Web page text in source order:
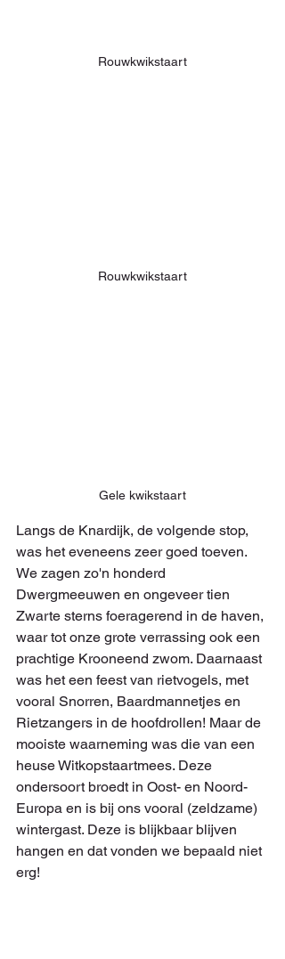
Rouwkwikstaart
Rouwkwikstaart
Gele kwikstaart
Langs de Knardijk, de volgende stop,
was het eveneens zeer goed toeven.
We zagen zo'n honderd
Dwergmeeuwen en ongeveer tien
Zwarte sterns foeragerend in de haven,
waar tot onze grote verrassing ook een
prachtige Krooneend zwom. Daarnaast
was het een feest van rietvogels, met
vooral Snorren, Baardmannetjes en
Rietzangers in de hoofdrollen! Maar de
mooiste waarneming was die van een
heuse Witkopstaartmees. Deze
ondersoort broedt in Oost- en Noord-
Europa en is bij ons vooral (zeldzame)
wintergast. Deze is blijkbaar blijven
hangen en dat vonden we bepaald niet
erg!